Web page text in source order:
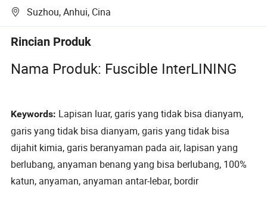
Suzhou, Anhui, Cina
Rincian Produk
Nama Produk: Fuscible InterLINING
Keywords: Lapisan luar, garis yang tidak bisa dianyam,
garis yang tidak bisa dianyam, garis yang tidak bisa
dijahit kimia, garis beranyaman pada air, lapisan yang
berlubang, anyaman benang yang bisa berlubang, 100%
katun, anyaman, anyaman antar-lebar, bordir